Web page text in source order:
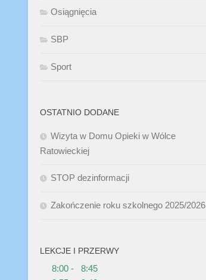
Osiągnięcia
SBP
Sport
OSTATNIO DODANE
Wizyta w Domu Opieki w Wólce
Ratowieckiej
STOP dezinformacji
Zakończenie roku szkolnego 2025/2026
LEKCJE I PRZERWY
8:00 - 8:45